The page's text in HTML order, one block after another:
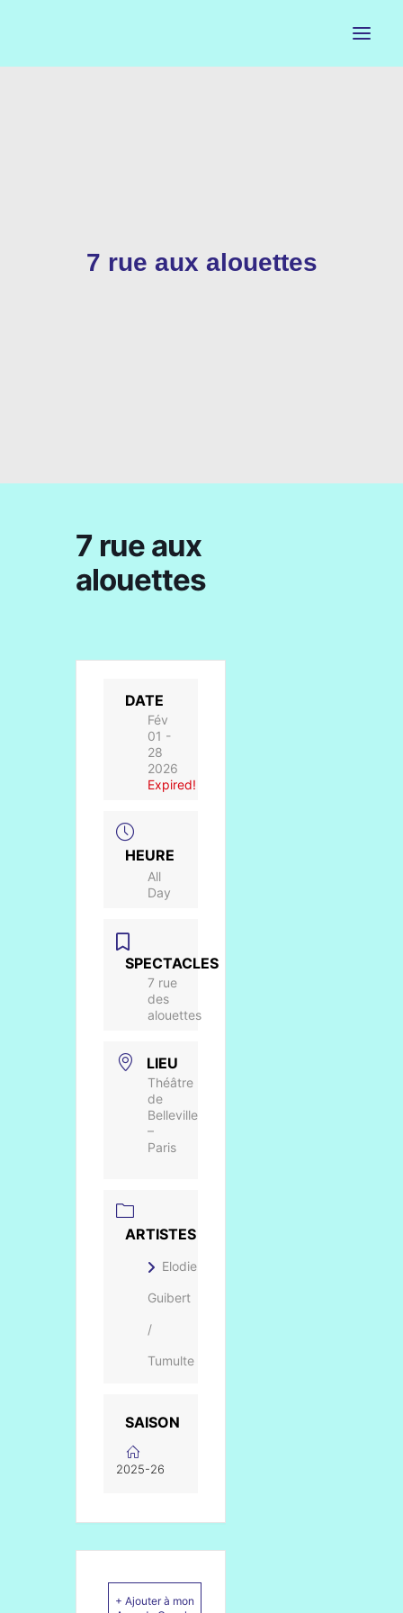
CALENDRIER7 rue aux alouettes
7 rue aux
alouettes
DATE
Fév
01 -
28
2026
Expired!
HEURE
All
Day
SPECTACLES
7 rue
des
alouettes
LIEU
Théâtre
de
Belleville
–
Paris
ARTISTES
Elodie
Guibert
/
Tumulte
SAISON
2025-26
+ Ajouter à mon